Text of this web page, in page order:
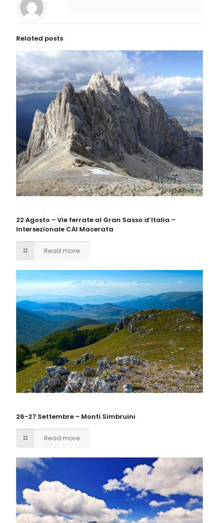
Related posts
22 Agosto – Vie ferrate al Gran Sasso d’Italia –
Intersezionale CAI Macerata
Read more
26-27 Settembre – Monti Simbruini
Read more